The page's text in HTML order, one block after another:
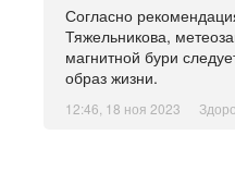
Согласно
Тяжельникова,
магнитной бури
образ жизни.
12:46, 18 ноя 2023